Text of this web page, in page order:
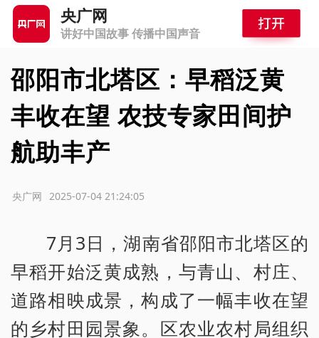
央广网
讲好中国故事 传播中国声音
邵阳市北塔区：早稻泛黄
丰收在望 农技专家田间护
航助丰产
2025-07-04 21:24:05
央广网
7月3日，湖南省邵阳市北塔区的
早稻开始泛黄成熟，与青山、村庄、
道路相映成景，构成了一幅丰收在望
的乡村田园景象。区农业农村局组织